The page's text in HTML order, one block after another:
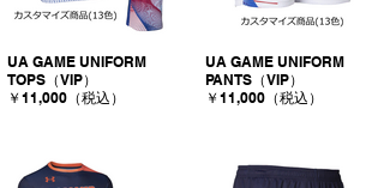
UA GAME UNIFORM
TOPS（VIP）
￥11,000（税込）
UA GAME UNIFORM
PANTS（VIP）
￥11,000（税込）